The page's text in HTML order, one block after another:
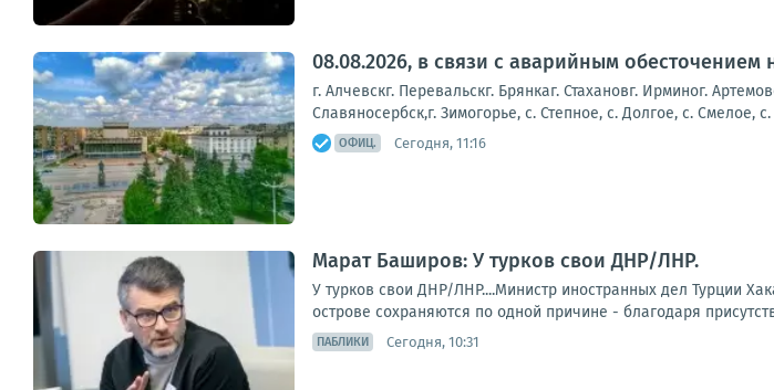
08.08.2026, в связи с аварийным
г. Алчевскг. Перевальскг. Брянкаг. Стахановг. Ирминог.
Славяносербск,г. Зимогорье, с. Степное, с. Долгое, с. Смелое,
ОФИЦ. Сегодня, 11:16
Марат Баширов: У турков свои ДНР/ЛНР.
У турков свои ДНР/ЛНР....Министр иностранных дел Турции
острове сохраняются по одной причине - благодаря
ПАБЛИКИ Сегодня, 10:31